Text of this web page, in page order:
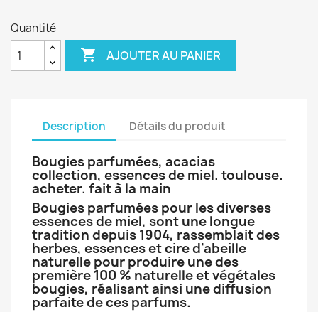
Quantité
 AJOUTER AU PANIER
Description Détails du produit
Bougies parfumées, acacias
collection, essences de miel. toulouse.
acheter. fait à la main
Bougies parfumées pour les diverses
essences de miel, sont une longue
tradition depuis 1904, rassemblait des
herbes, essences et cire d'abeille
naturelle pour produire une des
première 100 % naturelle et végétales
bougies, réalisant ainsi une diffusion
parfaite de ces parfums.